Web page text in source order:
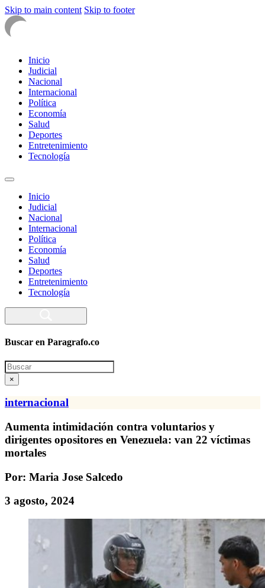
Skip to main content Skip to footer
Inicio
Judicial
Nacional
Internacional
Política
Economía
Salud
Deportes
Entretenimiento
Tecnología
Inicio
Judicial
Nacional
Internacional
Política
Economía
Salud
Deportes
Entretenimiento
Tecnología
Buscar en Paragrafo.co
Search
×
internacional
Aumenta intimidación contra voluntarios y
dirigentes opositores en Venezuela: van 22 víctimas
mortales
Por: Maria Jose Salcedo
3 agosto, 2024